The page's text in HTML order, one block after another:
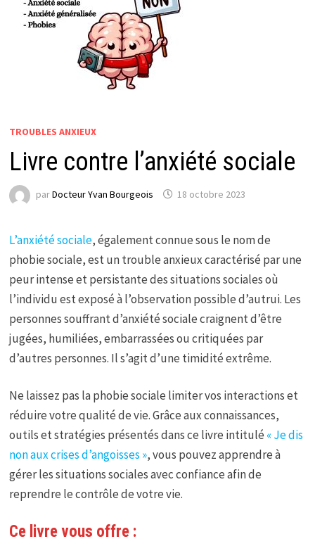
TROUBLES ANXIEUX
Livre contre l’anxiété sociale
parDocteur Yvan Bourgeois 18 octobre 2023
L’anxiété sociale, également connue sous le nom de
phobie sociale, est un trouble anxieux caractérisé par une
peur intense et persistante des situations sociales où
l’individu est exposé à l’observation possible d’autrui. Les
personnes souffrant d’anxiété sociale craignent d’être
jugées, humiliées, embarrassées ou critiquées par
d’autres personnes. Il s’agit d’une timidité extrême.
Ne laissez pas la phobie sociale limiter vos interactions et
réduire votre qualité de vie. Grâce aux connaissances,
outils et stratégies présentés dans ce livre intitulé « Je dis
non aux crises d’angoisses », vous pouvez apprendre à
gérer les situations sociales avec confiance afin de
reprendre le contrôle de votre vie.
Ce livre vous offre :